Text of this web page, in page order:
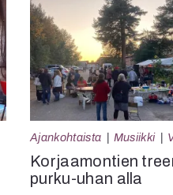
Ajankohtaista Musiikki
Korjaamontien
purku-uhan alla